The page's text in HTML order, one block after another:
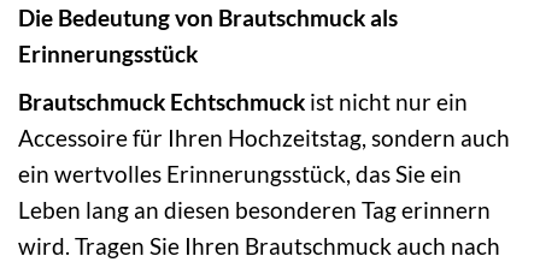
Die Bedeutung von Brautschmuck als
Erinnerungsstück
Brautschmuck Echtschmuck ist nicht nur ein
Accessoire für Ihren Hochzeitstag, sondern auch
ein wertvolles Erinnerungsstück, das Sie ein
Leben lang an diesen besonderen Tag erinnern
wird. Tragen Sie Ihren Brautschmuck auch nach